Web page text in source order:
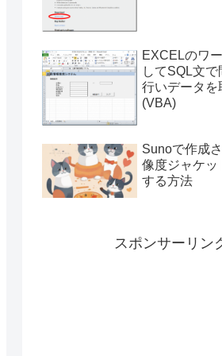
EXCELのワ
してSQL文
行いデータを
(VBA)
Sunoで作成
像度ジャケッ
する方法
スポンサーリン